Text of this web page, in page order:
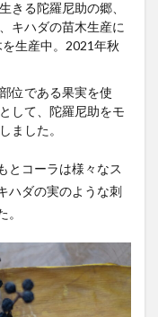
きる陀羅尼助の郷、
キハダの苗木生産に
生産中。2021年秋
位である果実を使
して、陀羅尼助をモ
ました。
とコーラは様々なス
ハダの実のような刺
リンク
PEPSI
suiu
YASOコーラ
コーラ
ZONE
イ
コーラ
CRAFT COLA